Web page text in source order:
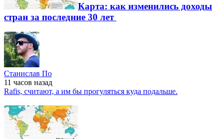
Карта: как изменились доходы
стран за последние 30 лет
Станислав По
11 часов назад
Rafis, считают, а им бы прогуляться куда подальше.